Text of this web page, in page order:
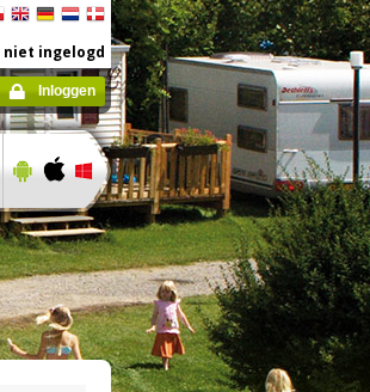
niet ingelogd
Inloggen